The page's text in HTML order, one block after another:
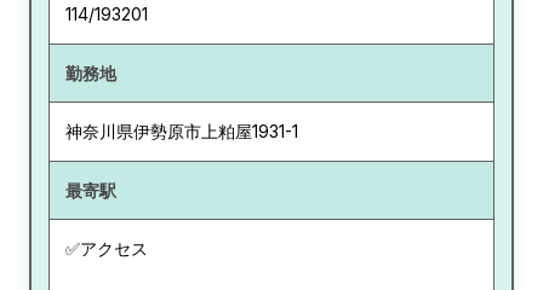
114/193201
勤務地
神奈川県伊勢原市上粕屋1931-1
最寄駅
✅アクセス